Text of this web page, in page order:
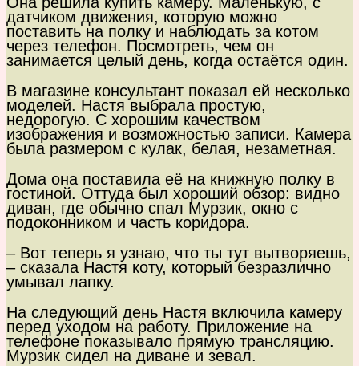
датчиком движения, которую можно
поставить на полку и наблюдать за котом
через телефон. Посмотреть, чем он
занимается целый день, когда остаётся один.
В магазине консультант показал ей несколько
моделей. Настя выбрала простую,
недорогую. С хорошим качеством
изображения и возможностью записи. Камера
была размером с кулак, белая, незаметная.
Дома она поставила её на книжную полку в
гостиной. Оттуда был хороший обзор: видно
диван, где обычно спал Мурзик, окно с
подоконником и часть коридора.
– Вот теперь я узнаю, что ты тут вытворяешь,
– сказала Настя коту, который безразлично
умывал лапку.
На следующий день Настя включила камеру
перед уходом на работу. Приложение на
телефоне показывало прямую трансляцию.
Мурзик сидел на диване и зевал.